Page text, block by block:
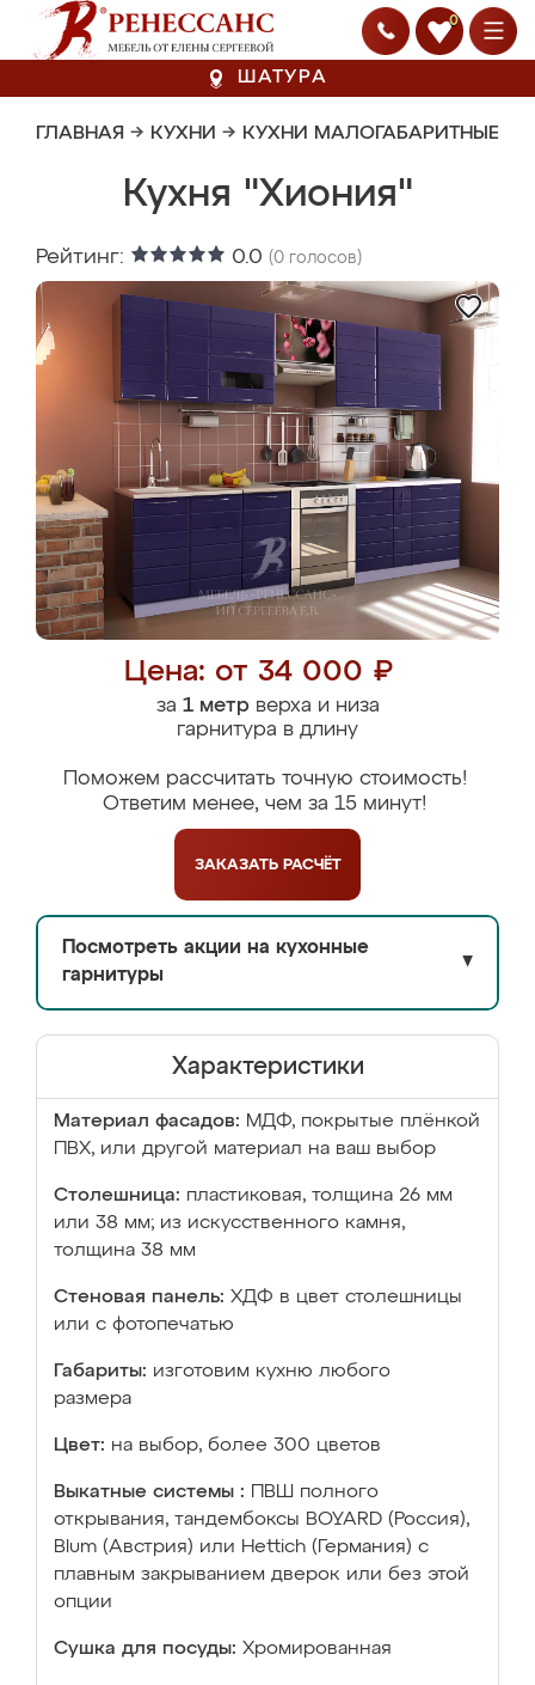
0
ШАТУРА
ГЛАВНАЯ → КУХНИ → КУХНИ МАЛОГАБАРИТНЫЕ
Кухня "Хиония"
Рейтинг: 0.0 (0 голосов)
Цена: от 34 000 ₽
за 1 метрверха и низа
гарнитура в длину
Поможем рассчитать точную стоимость!
Ответим менее, чем за 15 минут!
ЗАКАЗАТЬ РАСЧЁТ
Посмотреть акции на кухонные
гарнитуры
▼
Характеристики
Материал фасадов: МДФ, покрытые плёнкой
ПВХ, или другой материал на ваш выбор
Столешница: пластиковая, толщина 26 мм
или 38 мм; из искусственного камня,
толщина 38 мм
Стеновая панель: ХДФ в цвет столешницы
или с фотопечатью
Габариты: изготовим кухню любого
размера
Цвет: на выбор, более 300 цветов
Выкатные системы :
ПВШ полного
открывания, тандембоксы BOYARD (Россия),
Blum (Австрия) или Hettich (Германия) с
плавным закрыванием дверок или без этой
опции
Сушка для посуды: Хромированная